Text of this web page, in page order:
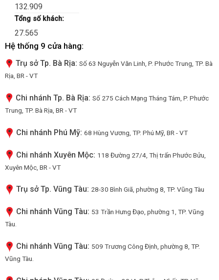
132.909
Tổng số khách:
27.565
Hệ thống 9 cửa hàng:
Trụ sở Tp. Bà Rịa: Số 63 Nguyễn Văn Linh, P. Phước Trung, TP. Bà
Rịa, BR - VT
Chi nhánh Tp. Bà Rịa: Số 275 Cách Mạng Tháng Tám, P. Phước
Trung, TP. Bà Rịa, BR - VT
Chi nhánh Phú Mỹ: 68 Hùng Vương, TP. Phú Mỹ, BR - VT
Chi nhánh Xuyên Mộc: 118 Đường 27/4, Thị trấn Phước Bửu,
Xuyên Mộc, BR - VT
Trụ sở Tp. Vũng Tàu: 28-30 Bình Giã, phường 8, TP. Vũng Tàu
Chi nhánh Vũng Tàu: 53 Trần Hưng Đạo, phường 1, TP. Vũng
Tàu.
Chi nhánh Vũng Tàu: 509 Trương Công Định, phường 8, TP.
Vũng Tàu.